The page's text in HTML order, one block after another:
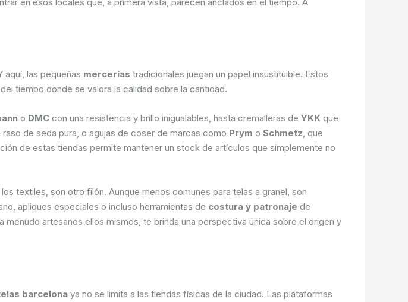
aquí, las pequeñas mercerías tradicionales juegan un papel insustituible. Estos
tiempo donde se valora la calidad sobre la cantidad.
o DMC con una resistencia y brillo inigualables, hasta cremalleras de YKK que
de seda pura, o agujas de coser de marcas como Prym o Schmetz, que
de estas tiendas permite mantener un stock de artículos que simplemente no
textiles, son otro filón. Aunque menos comunes para telas a granel, son
apliques especiales o incluso herramientas de costura y patronaje de
artesanos ellos mismos, te brinda una perspectiva única sobre el origen y
barcelona ya no se limita a las tiendas físicas de la ciudad. Las plataformas